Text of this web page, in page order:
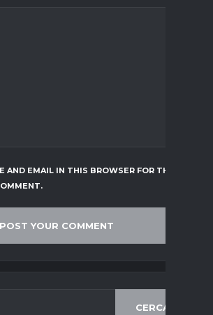
AND EMAIL IN THIS BROWSER FOR THE
CERCA